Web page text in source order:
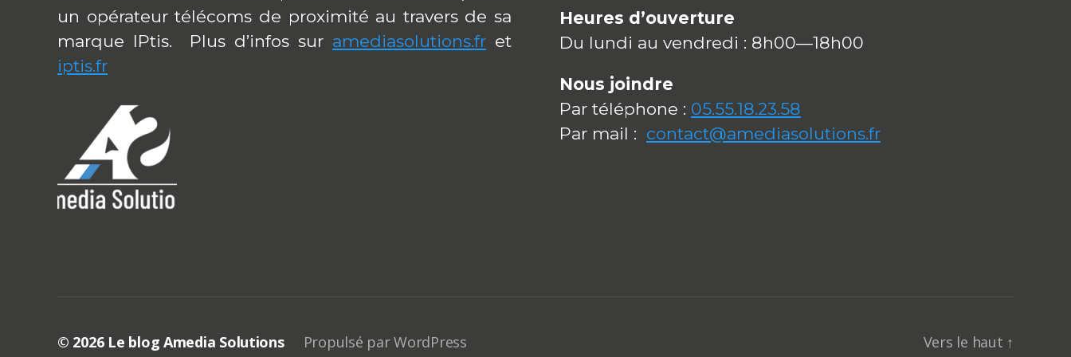
un opérateur télécoms de proximité au travers de sa
marque IPtis. Plus d’infos sur amediasolutions.fr et
iptis.fr
Heures d’ouverture
Du lundi au vendredi : 8h00—18h00
Nous joindre
Par téléphone : 05.55.18.23.58
Par mail : contact@amediasolutions.fr
© 2026 Le blog Amedia Solutions Propulsé par WordPress Vers le haut ↑